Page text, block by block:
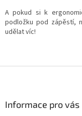
A pokud si k
podložku pod zápěstí,
udělat víc!
Informace pro vás